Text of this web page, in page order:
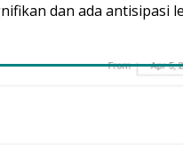
dan ada antisipasi